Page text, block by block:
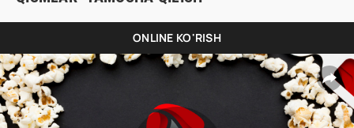
ONLINE KO'RISH